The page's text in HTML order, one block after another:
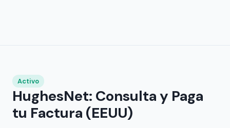
Activo
HughesNet: Consulta y Paga
tu Factura (EEUU)